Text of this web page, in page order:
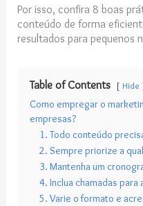
Por isso, confira 8 boas
conteúdo de forma
resultados para pequenos
Table of Contents Hide
Como empregar o
empresas?
1. Todo conteúdo
2. Sempre priorize a
3. Mantenha um
4. Inclua chamadas
5. Varie o formato e